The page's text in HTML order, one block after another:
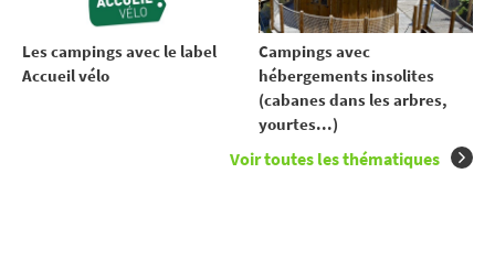
Les campings avec le label
Accueil vélo
Campings avec
hébergements insolites
(cabanes dans les arbres,
yourtes...)
Voir toutes les thématiques